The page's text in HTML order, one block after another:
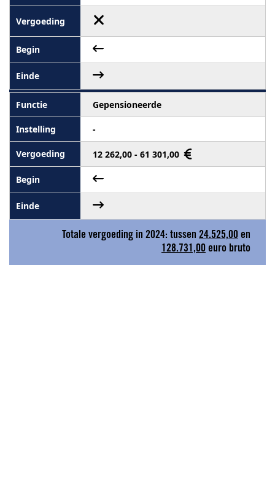
Gepensioneerde
-
12 262,00 - 61 301,00
Totale vergoeding in 2024: tussen 24.525,00 en
128.731,00 euro bruto